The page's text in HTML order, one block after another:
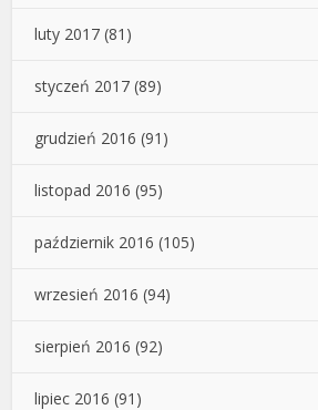
luty 2017 (81)
styczeń 2017 (89)
grudzień 2016 (91)
listopad 2016 (95)
październik 2016 (105)
wrzesień 2016 (94)
sierpień 2016 (92)
lipiec 2016 (91)